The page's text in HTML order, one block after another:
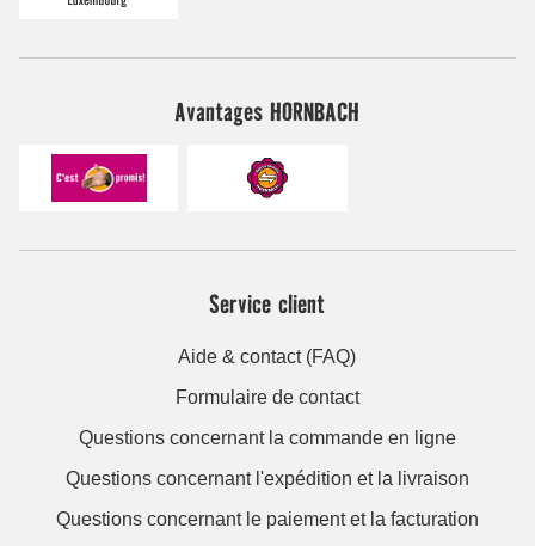
Avantages HORNBACH
Service client
Aide & contact (FAQ)
Formulaire de contact
Questions concernant la commande en ligne
Questions concernant l'expédition et la livraison
Questions concernant le paiement et la facturation